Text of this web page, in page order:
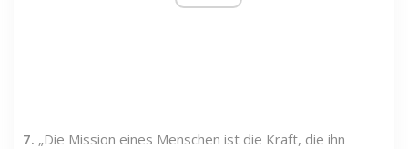
7. „Die Mission eines Menschen ist die Kraft, die ihn